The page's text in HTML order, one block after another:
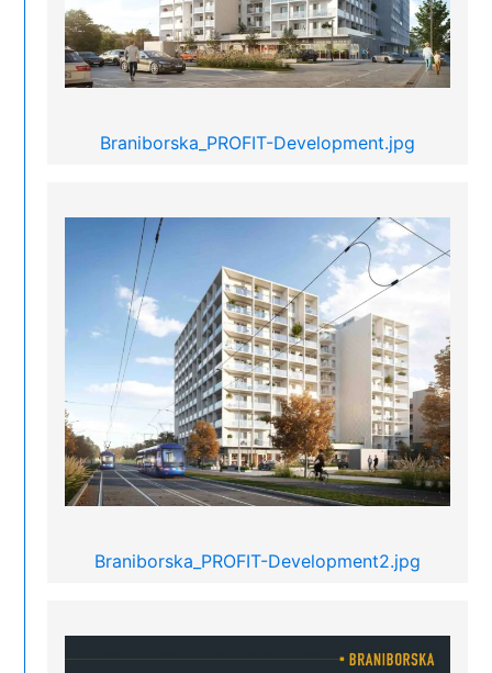
Braniborska_PROFIT-Development.jpg
Braniborska_PROFIT-Development2.jpg